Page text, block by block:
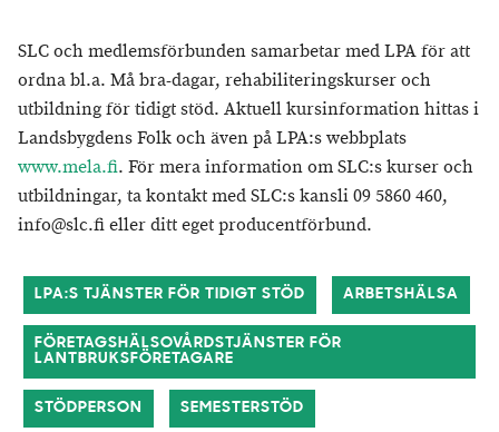
SLC och medlemsförbunden samarbetar med LPA för att
ordna bl.a. Må bra-dagar, rehabiliteringskurser och
utbildning för tidigt stöd. Aktuell kursinformation hittas i
Landsbygdens Folk och även på LPA:s webbplats
www.mela.fi. För mera information om SLC:s kurser och
utbildningar, ta kontakt med SLC:s kansli 09 5860 460,
info@slc.fi eller ditt eget producentförbund.
LPA:S TJÄNSTER FÖR TIDIGT STÖD ARBETSHÄLSA
FÖRETAGSHÄLSOVÅRDSTJÄNSTER FÖR
LANTBRUKSFÖRETAGARE
STÖDPERSON SEMESTERSTÖD